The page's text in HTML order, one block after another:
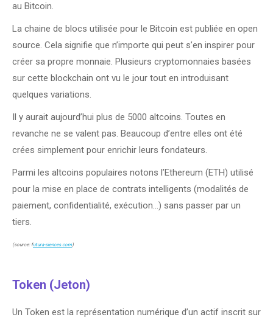
au Bitcoin.
La chaine de blocs utilisée pour le Bitcoin est publiée en open
source. Cela signifie que n’importe qui peut s’en inspirer pour
créer sa propre monnaie. Plusieurs cryptomonnaies basées
sur cette blockchain ont vu le jour tout en introduisant
quelques variations.
Il y aurait aujourd’hui plus de 5000 altcoins. Toutes en
revanche ne se valent pas. Beaucoup d’entre elles ont été
crées simplement pour enrichir leurs fondateurs.
Parmi les altcoins populaires notons l’Ethereum (ETH) utilisé
pour la mise en place de contrats intelligents (modalités de
paiement, confidentialité, exécution…) sans passer par un
tiers.
(source: futura-siences.com)
Token (Jeton)
Un Token est la représentation numérique d’un actif inscrit sur